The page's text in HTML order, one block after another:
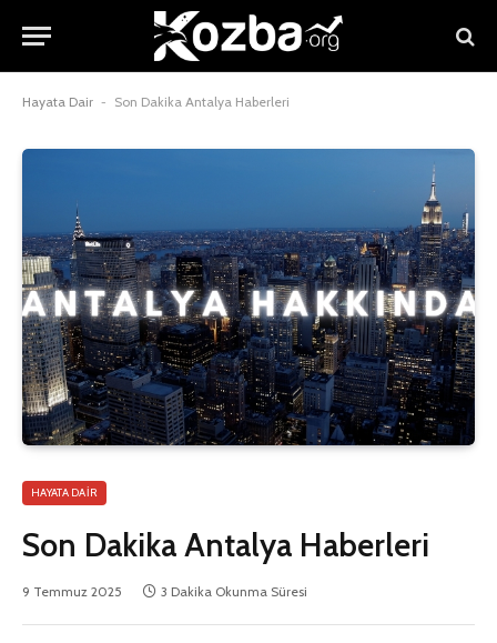
Hayata Dair - Son Dakika Antalya Haberleri
HAYATA DAIR
Son Dakika Antalya Haberleri
9 Temmuz 2025 3 Dakika Okunma Süresi